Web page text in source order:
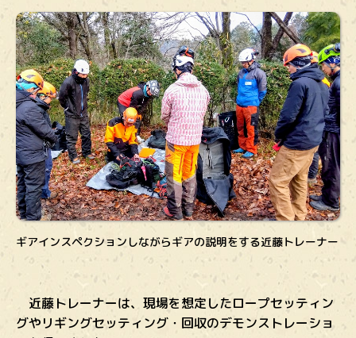
ギアインスペクションしながらギアの説明をする近藤トレーナー
近藤トレーナーは、現場を想定したロープセッティン
グやリギングセッティング・回収のデモンストレーショ